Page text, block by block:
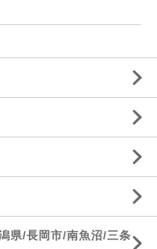
県/長岡市/南魚沼/三条